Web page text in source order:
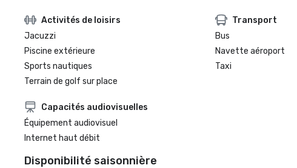
Activités de loisirs
Jacuzzi
Piscine extérieure
Sports nautiques
Terrain de golf sur place
Transport
Bus
Navette aéroport
Taxi
Capacités audiovisuelles
Équipement audiovisuel
Internet haut débit
Disponibilité saisonnière